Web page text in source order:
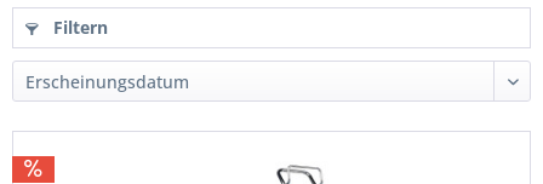
Filtern